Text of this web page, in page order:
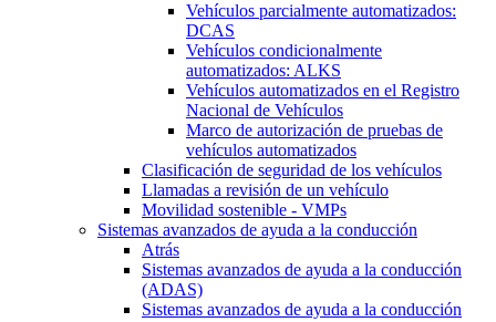
Vehículos parcialmente automatizados:
DCAS
Vehículos condicionalmente
automatizados: ALKS
Vehículos automatizados en el Registro
Nacional de Vehículos
Marco de autorización de pruebas de
vehículos automatizados
Clasificación de seguridad de los vehículos
Llamadas a revisión de un vehículo
Movilidad sostenible - VMPs
Sistemas avanzados de ayuda a la conducción
Atrás
Sistemas avanzados de ayuda a la conducción
(ADAS)
Sistemas avanzados de ayuda a la conducción